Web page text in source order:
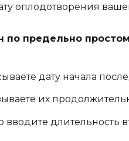
оплодотворения
по предельно
дату начала
их
вводите длительность